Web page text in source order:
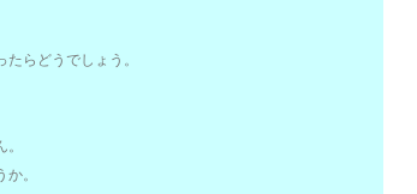
らどうでしょう。
。